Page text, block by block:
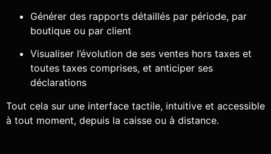
Générer des rapports détaillés par période, par
boutique ou par client
Visualiser l’évolution de ses ventes hors taxes et
toutes taxes comprises, et anticiper ses
déclarations
Tout cela sur une interface tactile, intuitive et accessible
à tout moment, depuis la caisse ou à distance.